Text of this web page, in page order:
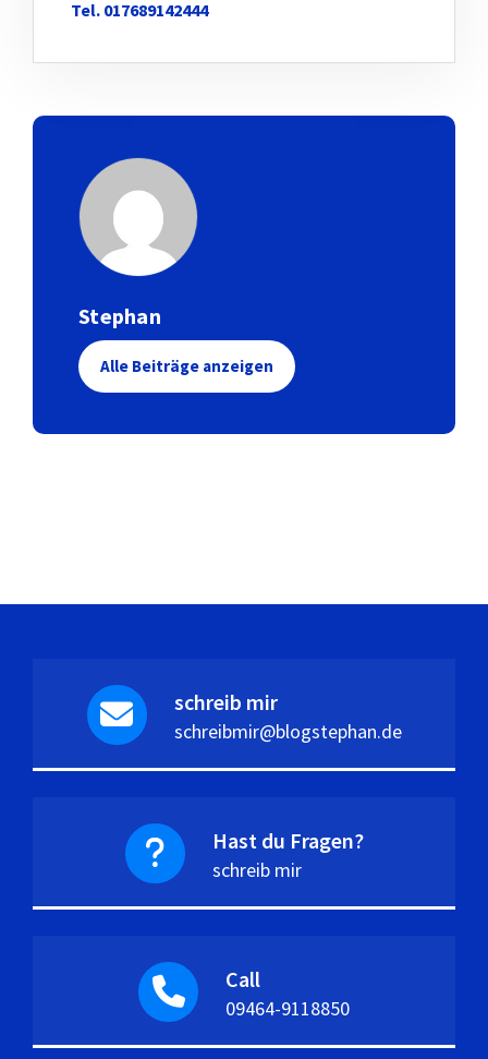
Tel. 017689142444
Stephan
Alle Beiträge anzeigen
schreib mir
schreibmir@blogstephan.de
Hast du Fragen?
schreib mir
Call
09464-9118850